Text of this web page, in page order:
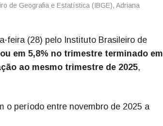
de Geografia e Estatística (IBGE), Adriana
feira (28) pelo Instituto Brasileiro de
em 5,8% no trimestre terminado em
ao mesmo trimestre de 2025,
o período entre novembro de 2025 a